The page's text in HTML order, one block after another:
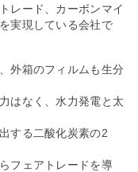
レード、カーボンマイ
実現している会社で
外箱のフィルムも生分
はなく、水力発電と太
する二酸化炭素の2
フェアトレードを導